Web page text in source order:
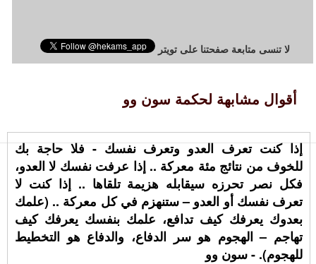
لا تنسى متابعة صفحتنا على تويتر
أقوال مشابهة لحكمة سون وو
إذا كنت تعرف العدو وتعرف نفسك - فلا حاجة بك
للخوف من نتائج مئة معركة .. إذا عرفت نفسك لا العدو،
فكل نصر تحرزه سيقابله هزيمة تلقاها .. إذا كنت لا
تعرف نفسك أو العدو – ستنهزم في كل معركة .. (علمك
بعدوك يعرفك كيف تدافع، علمك بنفسك يعرفك كيف
تهاجم – الهجوم هو سر الدفاع، والدفاع هو التخطيط
للهجوم). - سون وو